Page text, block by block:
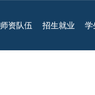
师资队伍 招生就业 学